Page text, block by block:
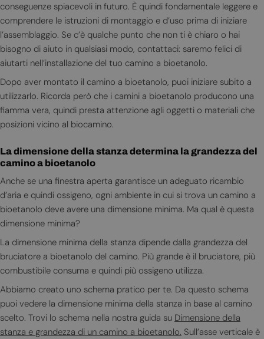
conseguenze spiacevoli in futuro. È quindi fondamentale leggere e
comprendere le istruzioni di montaggio e d’uso prima di iniziare
l’assemblaggio. Se c’è qualche punto che non ti è chiaro o hai
bisogno di aiuto in qualsiasi modo, contattaci: saremo felici di
aiutarti nell’installazione del tuo camino a bioetanolo.
Dopo aver montato il camino a bioetanolo, puoi iniziare subito a
utilizzarlo. Ricorda però che i camini a bioetanolo producono una
fiamma vera, quindi presta attenzione agli oggetti o materiali che
posizioni vicino al biocamino.
La dimensione della stanza determina la grandezza del
camino a bioetanolo
Anche se una finestra aperta garantisce un adeguato ricambio
d’aria e quindi ossigeno, ogni ambiente in cui si trova un camino a
bioetanolo deve avere una dimensione minima. Ma qual è questa
dimensione minima?
La dimensione minima della stanza dipende dalla grandezza del
bruciatore a bioetanolo del camino. Più grande è il bruciatore, più
combustibile consuma e quindi più ossigeno utilizza.
Abbiamo creato uno schema pratico per te. Da questo schema
puoi vedere la dimensione minima della stanza in base al camino
scelto. Trovi lo schema nella nostra guida su Dimensione della
stanza e grandezza di un camino a bioetanolo. Sull’asse verticale è